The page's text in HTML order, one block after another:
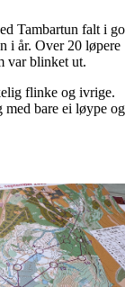
Tambartun falt i
i år. Over 20 løpere
var blinket ut.
flinke og ivrige.
med bare ei løype og